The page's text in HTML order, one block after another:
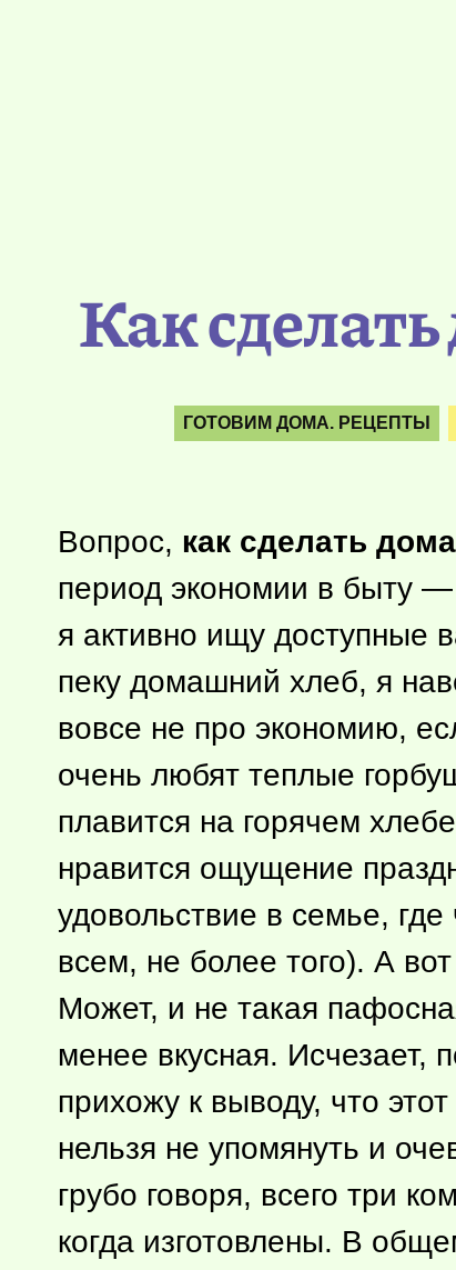
Как
ГОТОВИМ ДОМА. РЕЦЕПТЫ
Вопрос, как сделать
период экономии в быту
я активно ищу доступные
пеку домашний хлеб, я
вовсе не про экономию,
очень любят теплые
плавится на горячем
нравится ощущение
удовольствие в семье,
всем, не более того). А вот
Может, и не такая
менее вкусная. Исчезает,
прихожу к выводу, что
нельзя не упомянуть и
грубо говоря, всего три
когда изготовлены. В